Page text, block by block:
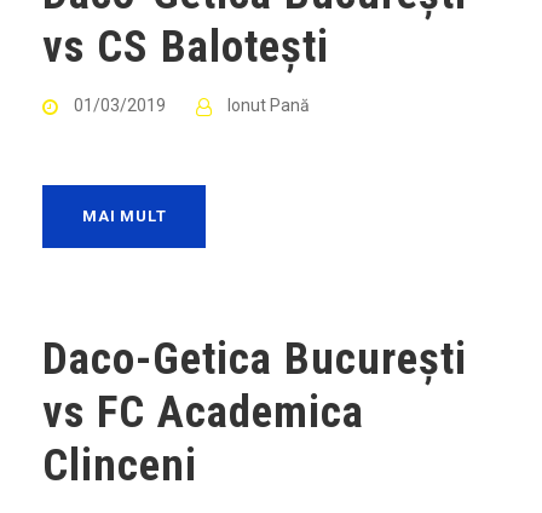
vs CS Balotești
01/03/2019 Ionut Pană
MAI MULT
Daco-Getica București
vs FC Academica
Clinceni